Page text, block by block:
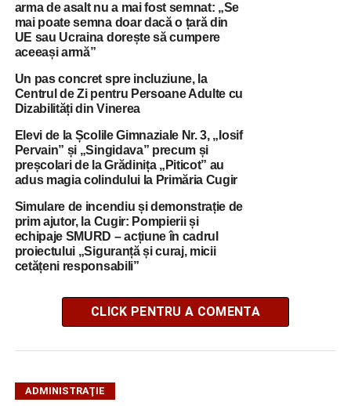
arma de asalt nu a mai fost semnat: „Se
mai poate semna doar dacă o țară din
UE sau Ucraina dorește să cumpere
aceeași armă”
Un pas concret spre incluziune, la
Centrul de Zi pentru Persoane Adulte cu
Dizabilități din Vinerea
Elevi de la Școlile Gimnaziale Nr. 3, „Iosif
Pervain” și „Singidava” precum și
preșcolari de la Grădinița „Piticot” au
adus magia colindului la Primăria Cugir
Simulare de incendiu și demonstrație de
prim ajutor, la Cugir: Pompierii și
echipaje SMURD – acțiune în cadrul
proiectului „Siguranță și curaj, micii
cetățeni responsabili”
CLICK PENTRU A COMENTA
ADMINISTRAŢIE